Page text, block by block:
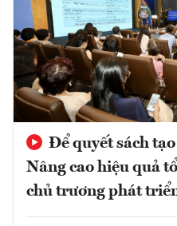
Để quyết sách
Nâng cao hiệu quả
chủ trương phát